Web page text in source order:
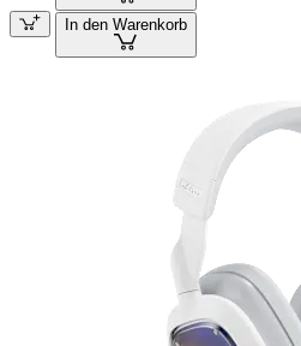
In den Warenkorb